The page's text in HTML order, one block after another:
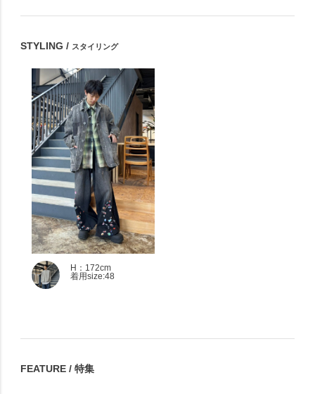
STYLING / スタイリング
H：172cm
着用size:48
FEATURE / 特集